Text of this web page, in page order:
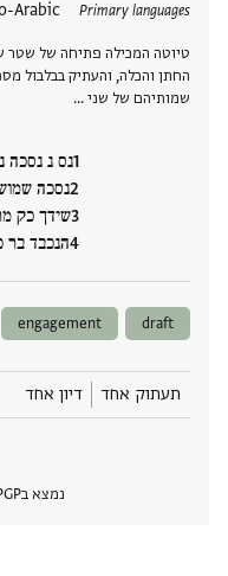
Primary languages
Arabic
טיוטה המכילה פתיחה של שטר
החתן והכלה, והעתיק בבלבול
שמותיהם של שני …
נס נ נסכה
נסכה
שידך כק
הנכבד בר
תגים
draft
engagement
תעתוק אחד דיון אחד
נמצא בPGP מאז